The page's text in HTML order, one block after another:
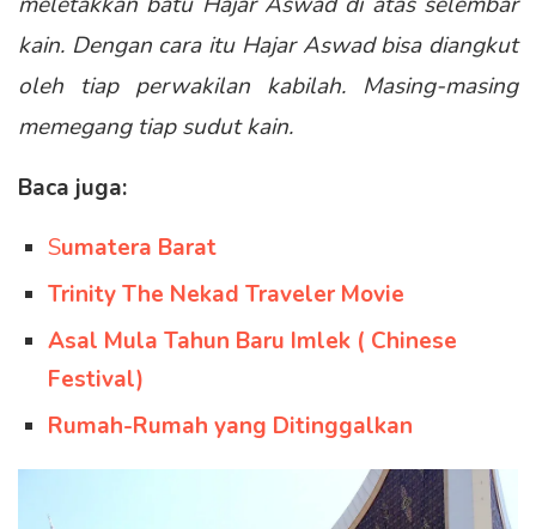
kain. Dengan cara itu Hajar Aswad bisa diangkut
oleh tiap perwakilan kabilah. Masing-masing
memegang tiap sudut kain.
Baca juga:
Sumatera Barat
Trinity The Nekad Traveler Movie
Asal Mula Tahun Baru Imlek ( Chinese
Festival)
Rumah-Rumah yang Ditinggalkan